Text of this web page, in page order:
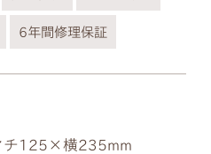
6年間修理保証
チ125×横235mm